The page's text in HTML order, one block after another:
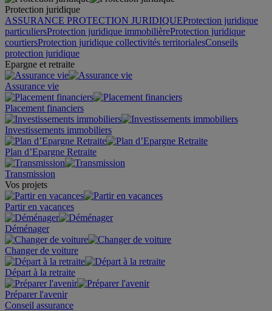
Protection juridique
ASSURANCE PROTECTION JURIDIQUEProtection juridique
particuliersProtection juridique immobilièreProtection juridique
courtiersProtection juridique collectivités territorialesConseils
protection juridique
Epargne et retraite
Assurance vie
Placement financiers
Investissements immobiliers
Plan d’Epargne Retraite
Transmission
Vos projets
Partir en vacances
Déménager
Changer de voiture
Départ à la retraite
Préparer l'avenir
Conseil assurance